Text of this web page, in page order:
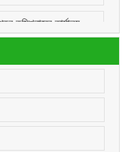
কমিশনারের কার্যালয়,
এর NOC
কম্পিউটার অপারেটর, উপকর
কর অঞ্চল -ময়মনসিংহ এর